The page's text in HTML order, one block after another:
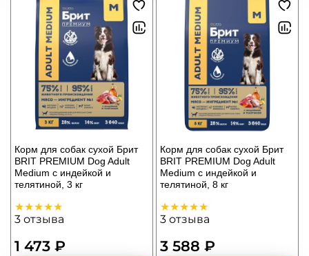
Корм для собак сухой Брит
BRIT PREMIUM Dog Adult
Medium с индейкой и
телятиной, 3 кг
3 отзыва
1 473 ₽
Корм для собак сухой Брит
BRIT PREMIUM Dog Adult
Medium с индейкой и
телятиной, 8 кг
3 отзыва
3 588 ₽